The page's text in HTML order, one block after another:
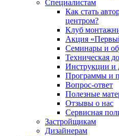
Специалистам
Как стать
центром?
Клуб
Акция
Семинары и
Техническая
Инструкции и
Программы и
Вопрос-ответ
Полезные
Отзывы о нас
Сервисная
Застройщикам
Дизайнерам